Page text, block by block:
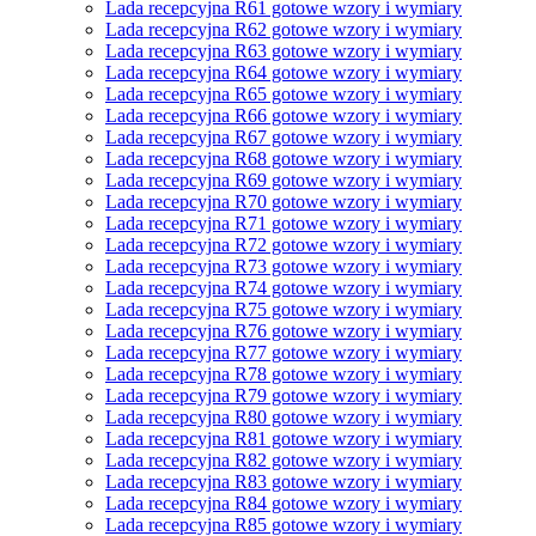
Lada recepcyjna R61 gotowe wzory i wymiary
Lada recepcyjna R62 gotowe wzory i wymiary
Lada recepcyjna R63 gotowe wzory i wymiary
Lada recepcyjna R64 gotowe wzory i wymiary
Lada recepcyjna R65 gotowe wzory i wymiary
Lada recepcyjna R66 gotowe wzory i wymiary
Lada recepcyjna R67 gotowe wzory i wymiary
Lada recepcyjna R68 gotowe wzory i wymiary
Lada recepcyjna R69 gotowe wzory i wymiary
Lada recepcyjna R70 gotowe wzory i wymiary
Lada recepcyjna R71 gotowe wzory i wymiary
Lada recepcyjna R72 gotowe wzory i wymiary
Lada recepcyjna R73 gotowe wzory i wymiary
Lada recepcyjna R74 gotowe wzory i wymiary
Lada recepcyjna R75 gotowe wzory i wymiary
Lada recepcyjna R76 gotowe wzory i wymiary
Lada recepcyjna R77 gotowe wzory i wymiary
Lada recepcyjna R78 gotowe wzory i wymiary
Lada recepcyjna R79 gotowe wzory i wymiary
Lada recepcyjna R80 gotowe wzory i wymiary
Lada recepcyjna R81 gotowe wzory i wymiary
Lada recepcyjna R82 gotowe wzory i wymiary
Lada recepcyjna R83 gotowe wzory i wymiary
Lada recepcyjna R84 gotowe wzory i wymiary
Lada recepcyjna R85 gotowe wzory i wymiary